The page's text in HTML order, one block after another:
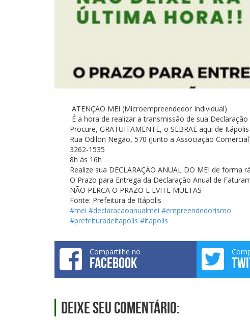
ATENÇÃO MEI (Microempreendedor Individual)
É a hora de realizar a transmissão de sua
Procure, GRATUITAMENTE, o SEBRAE aqui de Itápolis
Rua Odilon Negão, 570 (Junto a Associação
3262-1535
8h às 16h
Realize sua DECLARAÇÃO ANUAL DO MEI de forma
O Prazo para Entrega da Declaração Anual de
NÃO PERCA O PRAZO E EVITE MULTAS
Fonte: Prefeitura de Itápolis
#mei #declaracaoanualmei #empreendedorismo
#prefeituradeitapolis #itapolis
Compartilhe no
FACEBOOK
Deixe seu comentário: